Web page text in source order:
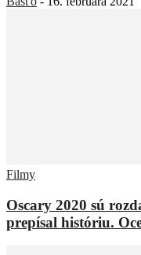
Filmy
Oscary 2020 sú
prepísal históriu.